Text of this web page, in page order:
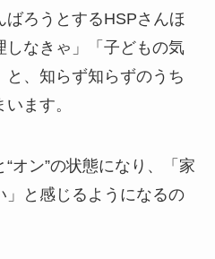
ばろうとするHSPさんほ
しなきゃ」「子どもの気
、知らず知らずのうち
ます。
オン”の状態になり、「家
」と感じるようになるの